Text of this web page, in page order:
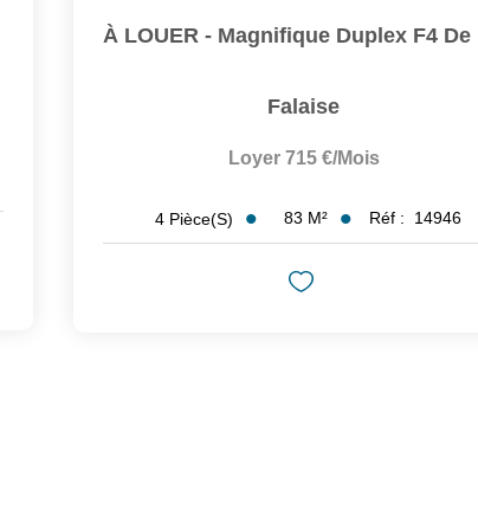
Falaise
Loyer 715 €/mois
4 Pièce(s) 83 M² Réf : 14946